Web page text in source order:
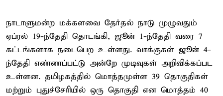
நாடாளுமன்ற மக்களவை தேர்தல் நாடு முழுவதும்
ஏப்ரல் 19-ந்தேதி தொடங்கி, ஜூன் 1-ந்தேதி வரை 7
கட்டங்களாக நடைபெற உள்ளது. வாக்குகள் ஜூன் 4-
ந்தேதி எண்ணப்பட்டு அன்றே முடிவுகள் அறிவிக்கப்பட
உள்ளன. தமிழகத்தில் மொத்தமுள்ள 39 தொகுதிகள்
மற்றும் புதுச்சேரியில் ஒரு தொகுதி என மொத்தம் 40